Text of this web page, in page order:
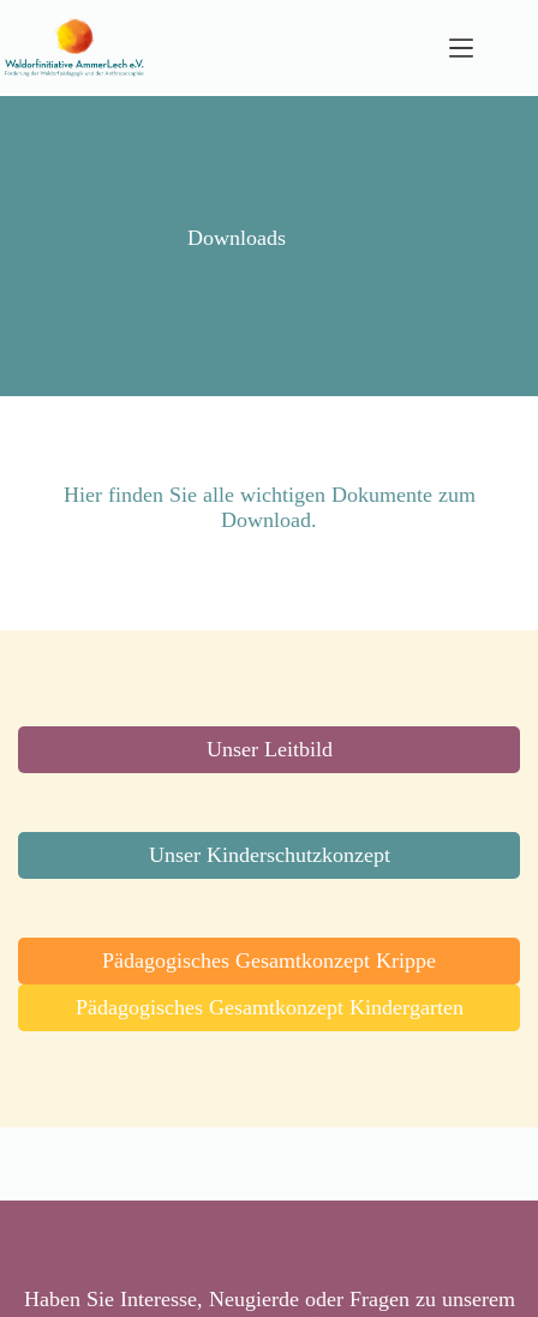
springen
Downloads
Hier finden Sie alle wichtigen Dokumente zum
Download.
Unser Leitbild
Unser Kinderschutzkonzept
Pädagogisches Gesamtkonzept Krippe
Pädagogisches Gesamtkonzept Kindergarten
Haben Sie Interesse, Neugierde oder Fragen zu unserem